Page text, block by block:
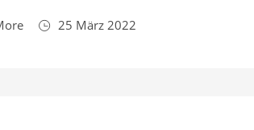
25 März 2022